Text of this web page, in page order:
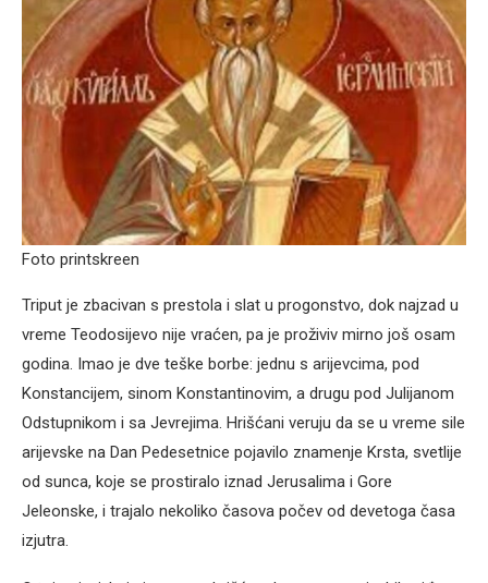
Foto printskreen
Triput je zbacivan s prestola i slat u progonstvo, dok najzad u
vreme Teodosijevo nije vraćen, pa je proživiv mirno još osam
godina. Imao je dve teške borbe: jednu s arijevcima, pod
Konstancijem, sinom Konstantinovim, a drugu pod Julijanom
Odstupnikom i sa Jevrejima. Hrišćani veruju da se u vreme sile
arijevske na Dan Pedesetnice pojavilo znamenje Krsta, svetlije
od sunca, koje se prostiralo iznad Jerusalima i Gore
Jeleonske, i trajalo nekoliko časova počev od devetoga časa
izjutra.